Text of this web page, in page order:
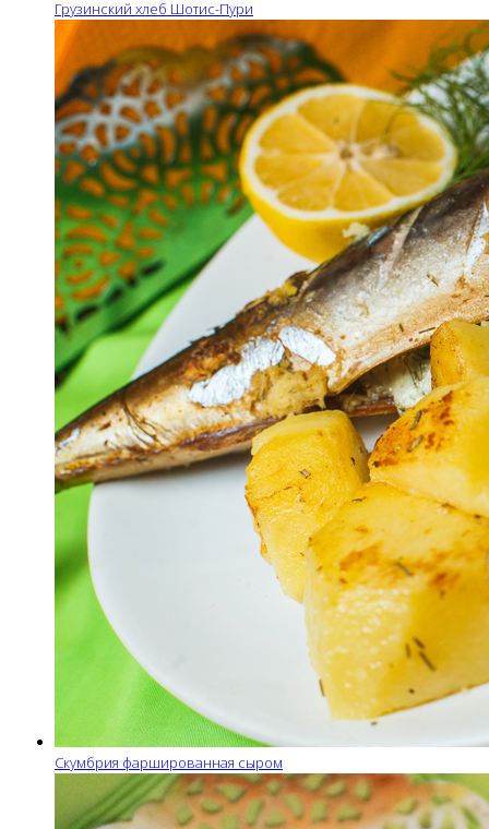
Грузинский хлеб Шотис-Пури
Скумбрия фаршированная сыром